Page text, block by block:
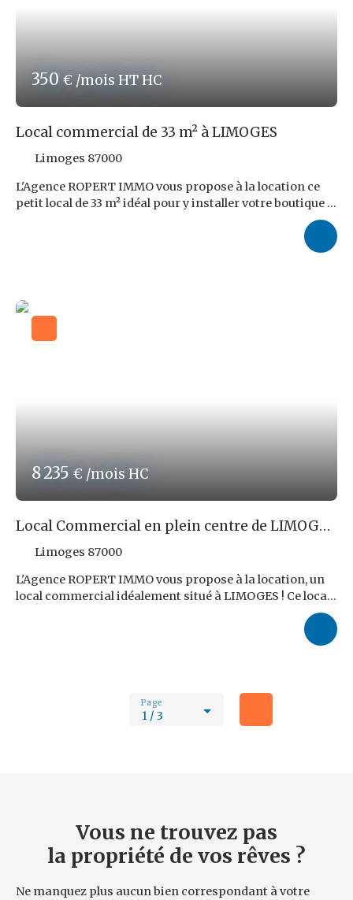
350 € /mois HT HC
Local commercial de 33 m² à LIMOGES
Limoges 87000
L'Agence ROPERT IMMO vous propose à la location ce
petit local de 33 m² idéal pour y installer votre boutique à
LIMOGES. Il compose d'une première pièce lumineuse
boutique avec sanitaires. Des travaux sont à prévoir
comprenant l'eau, la taxe foncière et la traitement des
ordures ménagères. Honoraires d'Agence : 1 209,60 €
TTC, soit 9,6 % TTC du loyer triennal HT, à charge du
8 235 € /mois HC
Local Commercial en plein centre de LIMOGES
Limoges 87000
L'Agence ROPERT IMMO vous propose à la location, un
local commercial idéalement situé à LIMOGES ! Ce local
avec bar et espace de restauration ainsi que d'un étage.
Un cave servant de réserve est également à disposition.
loyer triennal HT à charge du locataire. Très bon état !
Emplacement idéal ! Les risques auxquels ce bien est
exposé sont disponibles sur le site : www. géorisques.
1 / 3
Page
Vous ne trouvez pas
la propriété de vos rêves ?
Ne manquez plus aucun bien correspondant à votre